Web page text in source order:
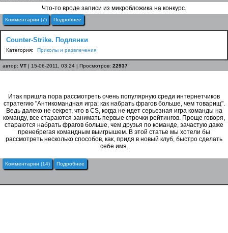
Что-то вроде записи из микробложика на конкурс.
Комментарии (7) Подробнее
Counter-Strike. Подлянки
Категория: Приколы и развлечения
автор: VT | 15-06-2011, 03:24 | Просмотров: 22937
Итак пришла пора рассмотреть очень популярную среди интернетчиков
стратегию "Антикомандная игра: как набрать фрагов больше, чем товарищ".
Ведь далеко не секрет, что в CS, когда не идет серьезная игра команды на
команду, все стараются занимать первые строчки рейтингов. Проще говоря,
стараются набрать фрагов больше, чем друзья по команде, зачастую даже
пренебрегая командным выигрышем. В этой статье мы хотели бы
рассмотреть несколько способов, как, придя в новый клуб, быстро сделать
себе имя.
Комментарии (14) Подробнее